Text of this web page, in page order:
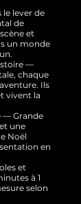
lever de
de
et
un monde
—
chaque
Ils
vivent la
— Grande
une
Noël
en
et
à 1
selon